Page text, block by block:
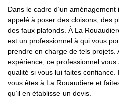
Dans le cadre d’un
appelé à poser des cloisons, des
des faux plafonds. À La
est un professionnel à qui vous
prendre en charge de tels projets.
expérience, ce professionnel
qualité si vous lui faites confiance.
vous êtes à La Rouaudiere et
qu’il en établisse un devis.